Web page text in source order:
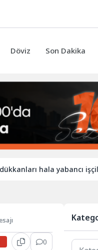
Döviz Son Dakika
hala yabancı işçilere
0